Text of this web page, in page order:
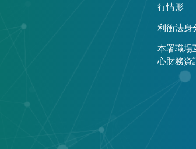
行情形
利衝法身
本署職場
心財務資